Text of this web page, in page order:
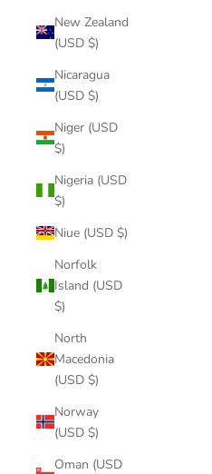
New Zealand
(USD $)
Nicaragua
(USD $)
Niger (USD
$)
Nigeria (USD
$)
Niue (USD $)
Norfolk
Island (USD
$)
North
Macedonia
(USD $)
Norway
(USD $)
Oman (USD